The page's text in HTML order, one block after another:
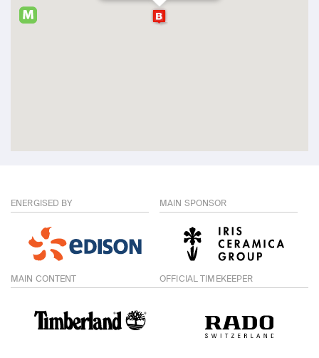
ENERGISED BY MAIN SPONSOR
MAIN CONTENT OFFICIAL TIMEKEEPER